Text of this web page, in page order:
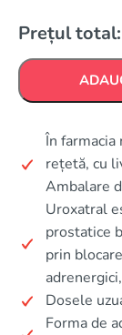
Prețul total:
În
rețetă, cu
Ambalare
Uroxatral
prostatice
prin
Dosele
Forma de